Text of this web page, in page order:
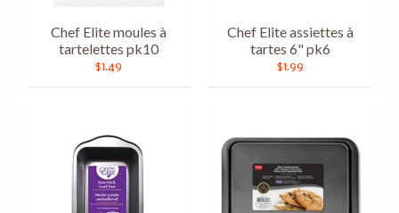
Chef Elite moules à
tartelettes pk10
$1.49
Chef Elite assiettes à
tartes 6" pk6
$1.99